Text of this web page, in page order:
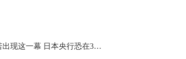
现这一幕 日本央行恐在3月